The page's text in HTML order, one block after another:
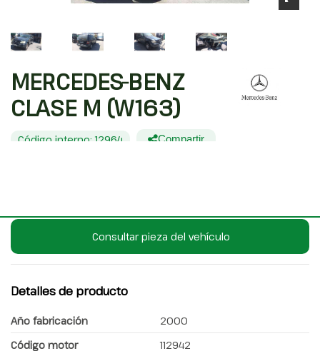
MERCEDES-BENZ
CLASE M (W163)
Código interno: 12964 Compartir
Consultar pieza del vehículo
Detalles de producto
Año fabricación
2000
Código motor
112942